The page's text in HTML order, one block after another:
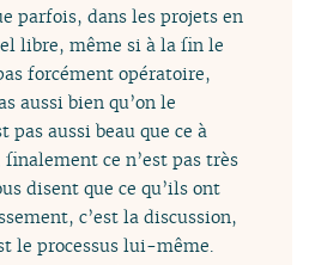
parfois, dans les projets en
libre, même si à la fin le
forcément opératoire,
aussi bien qu’on le
pas aussi beau que ce à
ce n’est pas très
disent que ce qu’ils ont
c’est la discussion,
le processus lui-même.